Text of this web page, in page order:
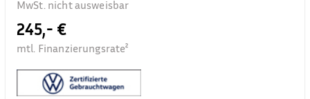
MwSt. nicht ausweisbar
245,- €
mtl. Finanzierungsrate²